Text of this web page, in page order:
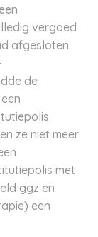
vergoed
afgesloten
de
ze niet meer
met
ggz en
een